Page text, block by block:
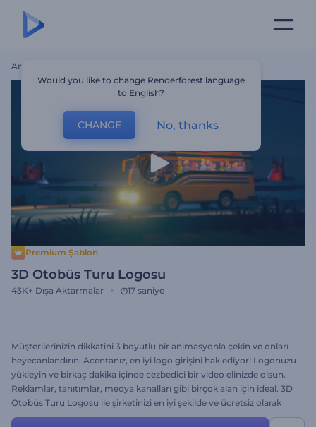
Ana Sayfa
Premium Şablon
3D Otobüs Turu Logosu
43K+ Dışa Aktarmalar 17 saniye
Müşterilerinizin dikkatini 3 boyutlu bir animasyonla çekin ve onları
heyecanlandırın. Acentanız, en iyi logo girişini hak ediyor! Logonuzu
yükleyin ve birkaç dakika içinde cezbedici bir video elinizde olsun.
Reklamlar, tanıtımlar, medya kanalları gibi birçok alan için ideal. 3D
Otobüs Turu Logosu ile şirketinizi en iyi şekilde ve ücretsiz olarak
hemen tanıtmaya başlayın!
Would you like to change Renderforest language
to English?
CHANGE No, thanks